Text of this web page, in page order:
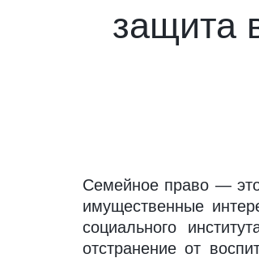
защита
Семейное право —
имущественные
социального
отстранение от